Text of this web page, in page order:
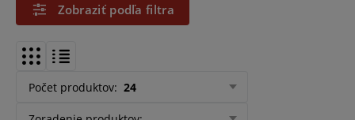
Zobraziť podľa filtra
Počet produktov: 24